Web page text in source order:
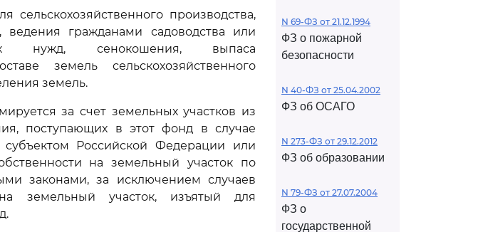
сельскохозяйственного производства,
ведения гражданами садоводства или
нужд, сенокошения, выпаса
земель сельскохозяйственного
земель.
за счет земельных участков из
поступающих в этот фонд в случае
Российской Федерации или
на земельный участок по
законами, за исключением случаев
земельный участок, изъятый для
N 69-ФЗ от 21.12.1994
ФЗ о пожарной
безопасности
N 40-ФЗ от 25.04.2002
ФЗ об ОСАГО
N 273-ФЗ от 29.12.2012
ФЗ об образовании
N 79-ФЗ от 27.07.2004
ФЗ о
государственной